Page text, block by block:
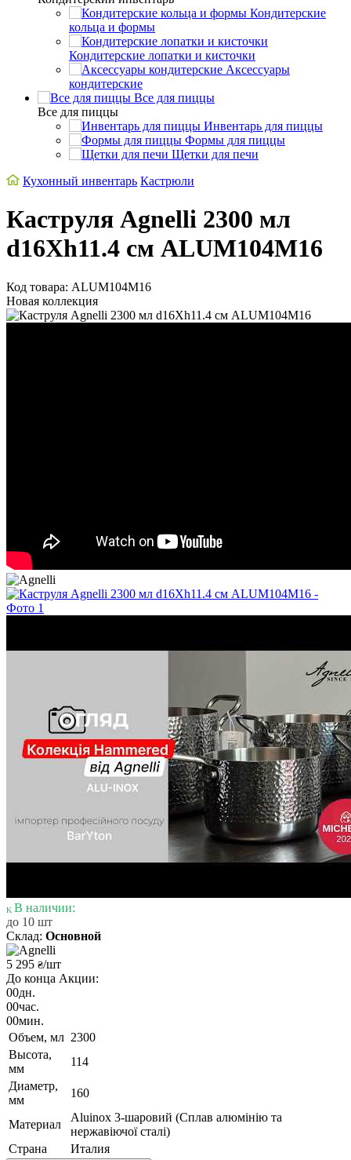
Кондитерские
кольца и формы
Кондитерские лопатки и кисточки
Аксессуары
кондитерские
Все для пиццы
Все для пиццы
Инвентарь для пиццы
Формы для пиццы
Щетки для печи
Кухонный инвентарь Кастрюли
Каструля Agnelli 2300 мл
d16Xh11.4 см ALUM104M16
Код товара: ALUM104M16
Новая коллекция
В наличии:
до 10 шт
Склад: Основной
5 295 ₴/шт
До конца Акции:
00дн.
00час.
00мин.
Объем, мл 2300
Высота,
мм
114
Диаметр,
мм
160
Материал
Aluinox 3-шаровий (Сплав алюмінію та
нержавіючої сталі)
Страна
Италия